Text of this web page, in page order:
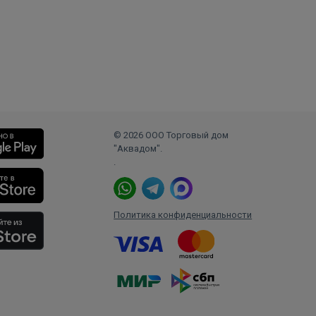
© 2026 ООО Торговый дом
"Аквадом".
.
Политика конфиденциальности